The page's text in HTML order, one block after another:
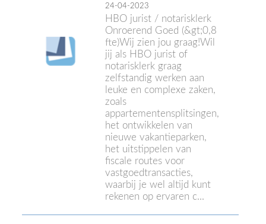
24-04-2023
HBO jurist / notarisklerk
Onroerend Goed (&gt;0,8
fte)Wij zien jou graag!Wil
jij als HBO jurist of
notarisklerk graag
zelfstandig werken aan
leuke en complexe zaken,
zoals
appartementensplitsingen,
het ontwikkelen van
nieuwe vakantieparken,
het uitstippelen van
fiscale routes voor
vastgoedtransacties,
waarbij je wel altijd kunt
rekenen op ervaren c...